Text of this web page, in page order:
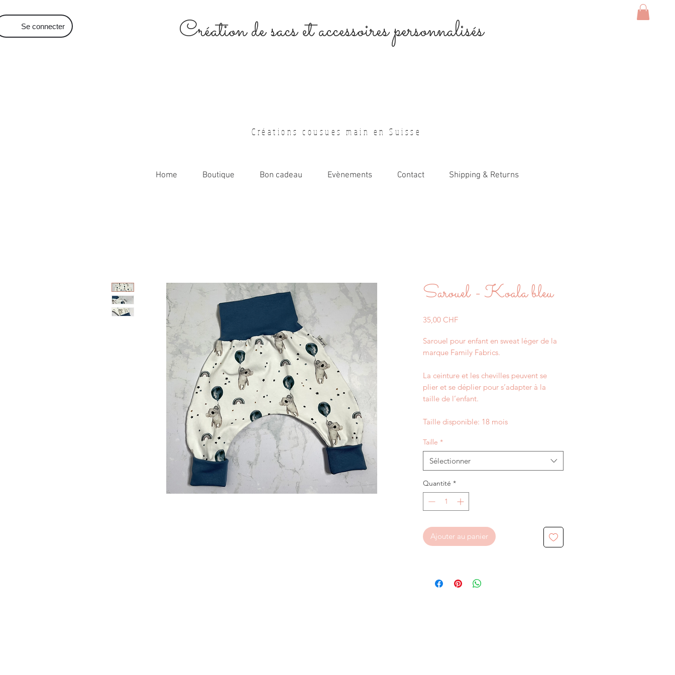
Création de sacs et accessoires personnalisés
Se connecter
Créations cousues main en Suisse
Home Boutique Bon cadeau Evènements Contact Shipping & Returns
Sarouel - Koala bleu
35,00 CHFPrix
Sarouel pour enfant en sweat léger de la
marque Family Fabrics.
La ceinture et les chevilles peuvent se
plier et se déplier pour s’adapter à la
taille de l’enfant.
Taille disponible: 18 mois
Taille *
Sélectionner
Quantité *
Ajouter au panier